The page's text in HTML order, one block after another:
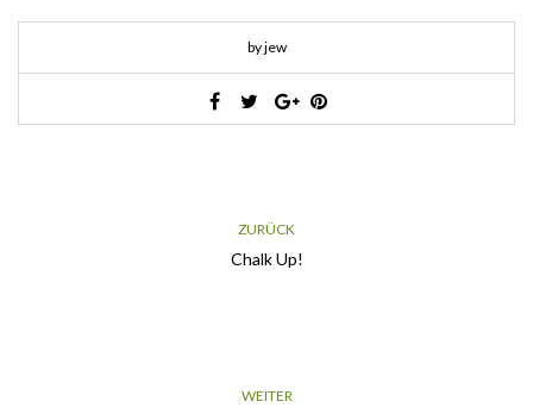
by jew
ZURÜCK
Chalk Up!
WEITER